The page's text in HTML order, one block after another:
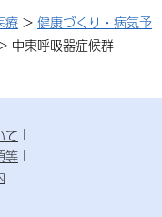
療 > 健康づくり・病気予
中東呼吸器症候群
て
等